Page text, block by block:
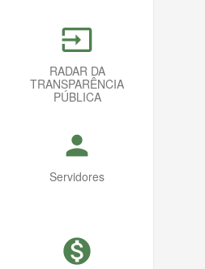
input
RADAR DA
TRANSPARÊNCIA
PÚBLICA
person
Servidores
monetization_on